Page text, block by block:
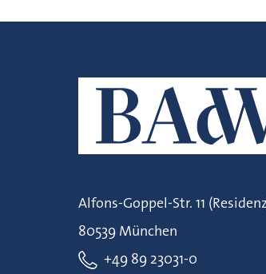
Alfons-Goppel-Str. 11
80539 München
+49 89 23031-0